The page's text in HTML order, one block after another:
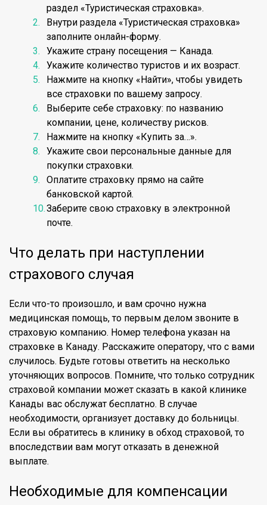
раздел «Туристическая страховка».
Внутри раздела «Туристическая страховка»
заполните онлайн-форму.
Укажите страну посещения — Канада.
Укажите количество туристов и их возраст.
Нажмите на кнопку «Найти», чтобы увидеть
все страховки по вашему запросу.
Выберите себе страховку: по названию
компании, цене, количеству рисков.
Нажмите на кнопку «Купить за…».
Укажите свои персональные данные для
покупки страховки.
Оплатите страховку прямо на сайте
банковской картой.
Заберите свою страховку в электронной
почте.
Что делать при наступлении
страхового случая
Если что-то произошло, и вам срочно нужна
медицинская помощь, то первым делом звоните в
страховую компанию. Номер телефона указан на
страховке в Канаду. Расскажите оператору, что с вами
случилось. Будьте готовы ответить на несколько
уточняющих вопросов. Помните, что только сотрудник
страховой компании может сказать в какой клинике
Канады вас обслужат бесплатно. В случае
необходимости, организует доставку до больницы.
Если вы обратитесь в клинику в обход страховой, то
впоследствии вам могут отказать в денежной
выплате.
Необходимые для компенсации